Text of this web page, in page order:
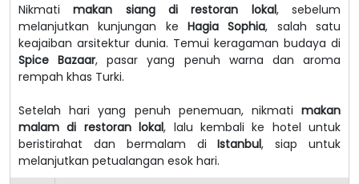
Nikmatimakan siang di restoran lokal, sebelum
melanjutkan kunjungan ke Hagia Sophia, salah satu
keajaiban arsitektur dunia. Temui keragaman budaya di
Spice Bazaar, pasar yang penuh warna dan aroma
rempah khas Turki.
Setelah hari yang penuh penemuan, nikmati makan
malam di restoran lokal, lalu kembali ke hotel untuk
beristirahat dan bermalam diIstanbul, siap untuk
melanjutkan petualangan esok hari.